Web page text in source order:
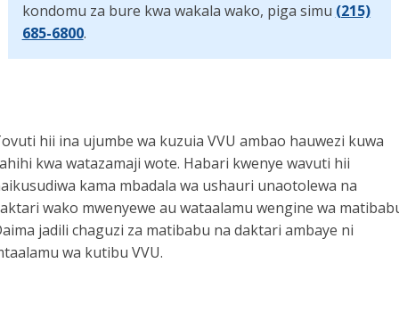
kondomu za bure kwa wakala wako, piga simu (215)
685-6800.
hii ina ujumbe wa kuzuia VVU ambao hauwezi kuwa
kwa watazamaji wote. Habari kwenye wavuti hii
kama mbadala wa ushauri unaotolewa na
wako mwenyewe au wataalamu wengine wa
jadili chaguzi za matibabu na daktari ambaye ni
wa kutibu VVU.